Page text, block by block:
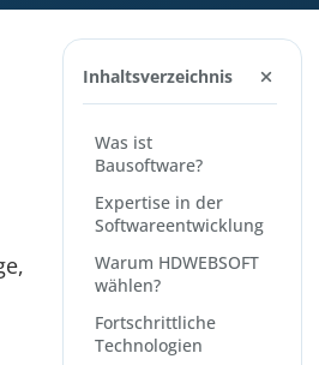
Inhaltsverzeichnis
Was ist
Bausoftware?
Expertise in der
Softwareentwicklung
Warum HDWEBSOFT
wählen?
Fortschrittliche
Technologien